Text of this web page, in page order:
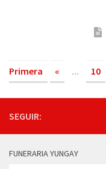
Primera
« ... 10
SEGUIR:
FUNERARIA YUNGAY